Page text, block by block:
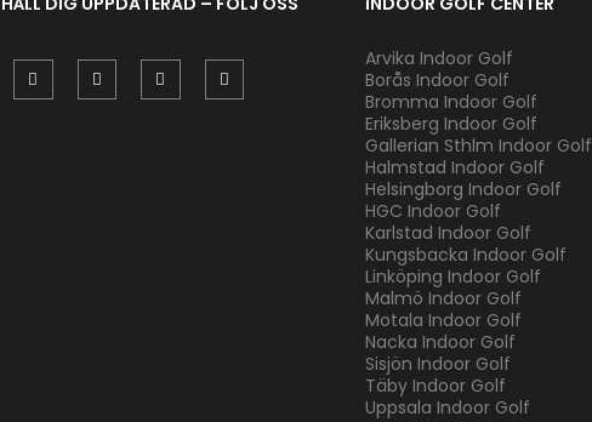
Arvika Indoor Golf
Borås Indoor Golf
Bromma Indoor Golf
Eriksberg Indoor Golf
Gallerian Sthlm Indoor Golf
Halmstad Indoor Golf
Helsingborg Indoor Golf
HGC Indoor Golf
Karlstad Indoor Golf
Kungsbacka Indoor Golf
Linköping Indoor Golf
Malmö Indoor Golf
Motala Indoor Golf
Nacka Indoor Golf
Sisjön Indoor Golf
Täby Indoor Golf
Uppsala Indoor Golf